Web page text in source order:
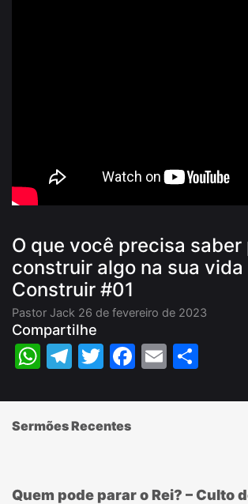
O que você precisa saber
construir algo na sua vida |
Construir #01
Pastor Jack 26 de fevereiro de 2023
Compartilhe
WhatsApp
Telegram
Twitter
Facebook
Email
Sermões Recentes
Quem pode parar o Rei? – Culto